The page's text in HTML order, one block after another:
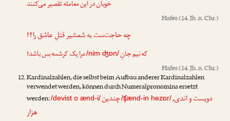
خوبان در این معامله تقصیر می‌کنند
Hafes(14. Jh. n. Chr.)
چه حاجت‌ست به شمشیر قتلِ عاشق را؟!
کهنیم جانِ/nim ʤɒn/مرا یک کرشمه بس باشد!
Hafes(14. Jh. n. Chr.)
Kardinalzahlen, die selbst beim Aufbau anderer Kardinalzahlen
verwendet werden, können durch Numeralpronomina ersetzt
werden:/devist o ænd-i/ دویست و اندی,
/ʧænd-in hezɒr/چندین
هزار